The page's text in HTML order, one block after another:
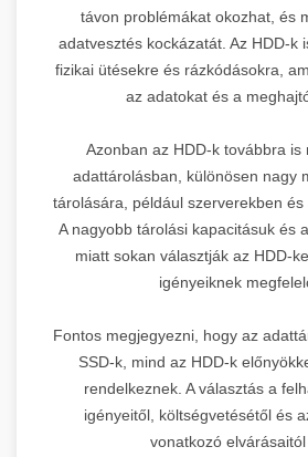
távon problémákat okozhat, és
adatvesztés kockázatát. Az HDD-k
fizikai ütésekre és rázkódásokra,
az adatokat és a
Azonban az HDD-k továbbra is
adattárolásban, különösen nagy
tárolására, például szerverekben és
A nagyobb tárolási kapacitásuk és
miatt sokan választják az HDD-
igényeiknek
Fontos megjegyezni, hogy az
SSD-k, mind az HDD-k
rendelkeznek. A választás a
igényeitől, költségvetésétől és
vonatkozó elvárásaitól